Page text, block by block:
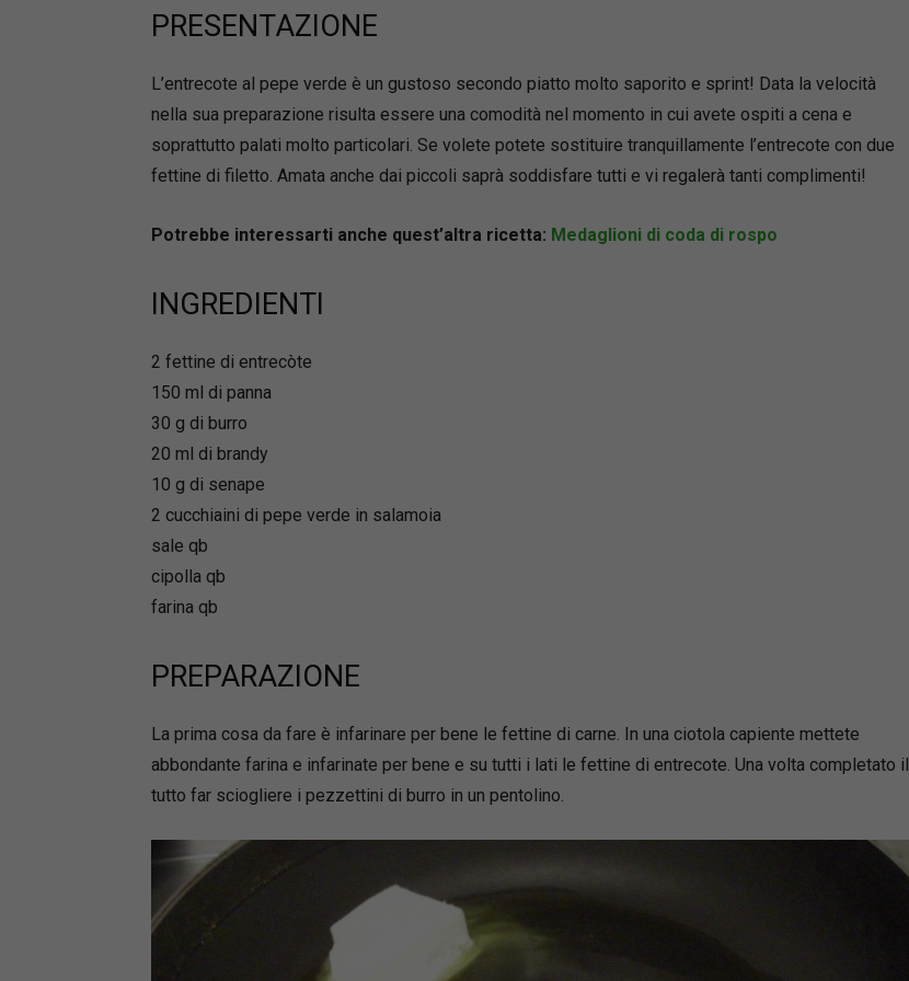
PRESENTAZIONE
L’entrecote al pepe verde è un gustoso secondo piatto molto saporito e sprint! Data la velocità
nella sua preparazione risulta essere una comodità nel momento in cui avete ospiti a cena e
soprattutto palati molto particolari. Se volete potete sostituire tranquillamente l’entrecote con due
fettine di filetto. Amata anche dai piccoli saprà soddisfare tutti e vi regalerà tanti complimenti!
Potrebbe interessarti anche quest’altra ricetta: Medaglioni di coda di rospo
INGREDIENTI
2 fettine di entrecòte
150 ml di panna
30 g di burro
20 ml di brandy
10 g di senape
2 cucchiaini di pepe verde in salamoia
sale qb
cipolla qb
farina qb
PREPARAZIONE
La prima cosa da fare è infarinare per bene le fettine di carne. In una ciotola capiente mettete
abbondante farina e infarinate per bene e su tutti i lati le fettine di entrecote. Una volta completato il
tutto far sciogliere i pezzettini di burro in un pentolino.